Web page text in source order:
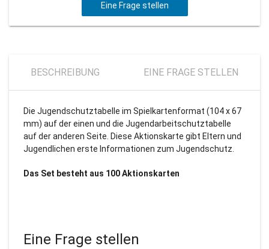
Eine Frage stellen
BESCHREIBUNG EINE FRAGE STELLEN
Die Jugendschutztabelle im Spielkartenformat (104 x 67
mm) auf der einen und die Jugendarbeitschutztabelle
auf der anderen Seite. Diese Aktionskarte gibt Eltern und
Jugendlichen erste Informationen zum Jugendschutz.
Das Set besteht aus 100 Aktionskarten
Eine Frage stellen